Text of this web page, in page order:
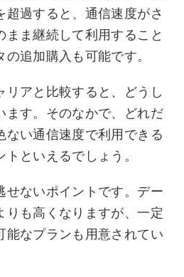
超過すると、通信速度がさ
まま継続して利用すること
追加購入も可能です。
リアと比較すると、どうし
ます。そのなかで、どれだ
ない通信速度で利用できる
といえるでしょう。
せないポイントです。デー
りも高くなりますが、一定
能なプランも用意されてい